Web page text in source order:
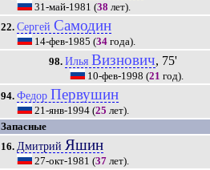
31-май-1981 (38 лет).
22. Сергей Самодин
14-фев-1985 (34года).
98. Илья Визнович, 75'
10-фев-1998 (21 год).
94. Федор Первушин
21-янв-1994(25 лет).
Запасные
16. Дмитрий Яшин
27-окт-1981 (37лет).